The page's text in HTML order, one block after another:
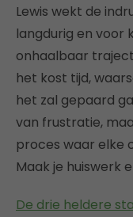
Lewis wekt de
langdurig en voor
onhaalbaar
het kost tijd,
het zal gepaard
van frustratie,
proces waar elke
Maak je huiswerk
De drie heldere